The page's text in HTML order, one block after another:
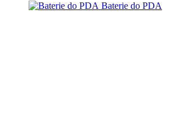
Baterie do PDA